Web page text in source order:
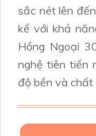
sắc nét lên
kế với khả
Hồng Ngoại
nghệ tiên tiến
độ bền và chất